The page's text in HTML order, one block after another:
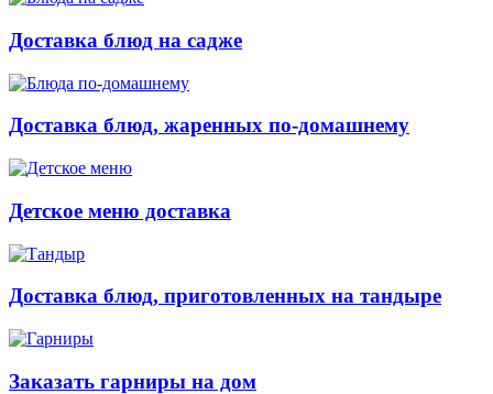
Доставка блюд на садже
Доставка блюд, жаренных по-домашнему
Детское меню доставка
Доставка блюд, приготовленных на тандыре
Заказать гарниры на дом